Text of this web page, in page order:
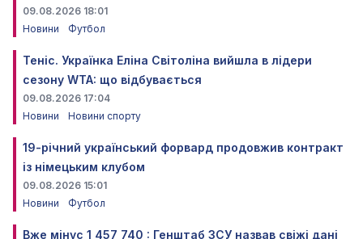
09.08.2026 18:01
Новини
Футбол
Теніс. Українка Еліна Світоліна вийшла в лідери
сезону WTA: що відбувається
09.08.2026 17:04
Новини
Новини спорту
19-річний український форвард продовжив контракт
із німецьким клубом
09.08.2026 15:01
Новини
Футбол
Вже мінус 1 457 740 : Генштаб ЗСУ назвав свіжі дані